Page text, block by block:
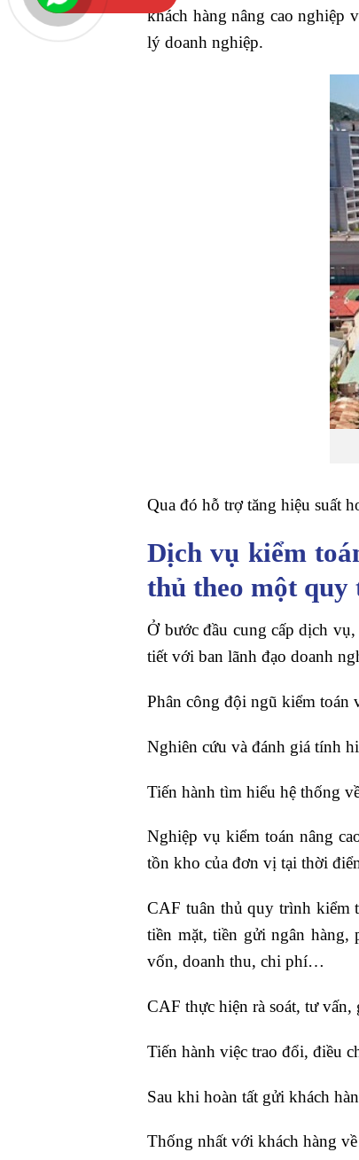
khách hàng nâng cao nghiệp
lý doanh nghiệp.
Qua đó hỗ trợ tăng hiệu suất
Dịch vụ kiểm
thủ theo một quy
Ở bước đầu cung cấp dịch
tiết với ban lãnh đạo doanh
Phân công đội ngũ kiểm toán
Nghiên cứu và đánh giá tính
Tiến hành tìm hiểu hệ thống
Nghiệp vụ kiểm toán nâng
tồn kho của đơn vị tại thời
CAF tuân thủ quy trình kiểm
tiền mặt, tiền gửi ngân hàng,
vốn, doanh thu, chi phí…
CAF thực hiện rà soát, tư
Tiến hành việc trao đổi, điều
Sau khi hoàn tất gửi khách
Thống nhất với khách hàng